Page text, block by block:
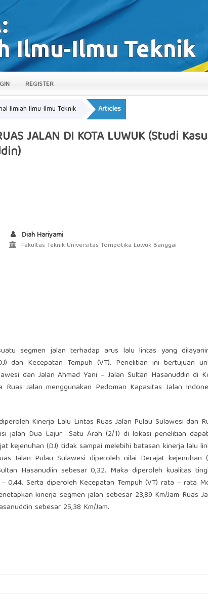
REGISTER
Ilmiah Ilmu-Ilmu Teknik Articles
JALAN DI KOTA LUWUK (Studi
Diah Hariyami
Fakultas Teknik Universitas Tompotika Luwuk Banggai
segmen jalan terhadap arus lalu lintas yang
dan Kecepatan Tempuh (VT). Penelitian ini bertujuan
dan Jalan Ahmad Yani – Jalan Sultan Hasanuddin di
Jalan menggunakan Pedoman Kapasitas Jalan
Kinerja Lalu Lintas Ruas Jalan Pulau Sulawesi dan
jalan Dua Lajur Satu Arah (2/1) di lokasi penelitian
kejenuhan (DJ) tidak sampai melebihi batasan kinerja lalu
Jalan Pulau Sulawesi diperoleh nilai Derajat kejenuhan
Hasanudiin sebesar 0,32. Maka diperoleh kualitas
Serta diperoleh Kecepatan Tempuh (VT) rata – rata
kinerja segmen jalan sebesar 23,89 Km/Jam Ruas
sebesar 25,38 Km/Jam.